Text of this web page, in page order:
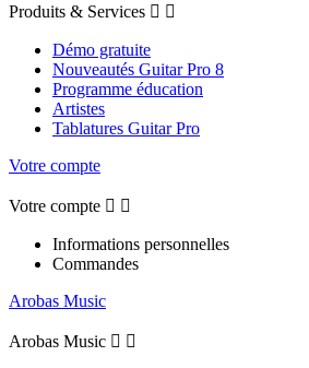
Produits & Services  
Démo gratuite
Nouveautés Guitar Pro 8
Programme éducation
Artistes
Tablatures Guitar Pro
Votre compte
Votre compte  
Informations personnelles
Commandes
Arobas Music
Arobas Music  